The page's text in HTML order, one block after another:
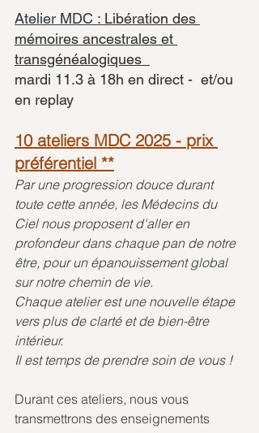
Atelier MDC : Libération des
mémoires ancestrales et
transgénéalogiques
mardi 11.3 à 18h en direct -  et/ou
en replay
10 ateliers MDC 2025 - prix
préférentiel **
Par une progression douce durant
toute cette année, les Médecins du
Ciel nous proposent d'aller en
profondeur dans chaque pan de notre
être, pour un épanouissement global
sur notre chemin de vie.
Chaque atelier est une nouvelle étape
vers plus de clarté et de bien-être
intérieur.
Il est temps de prendre soin de vous !
Durant ces ateliers, nous vous
transmettrons des enseignements